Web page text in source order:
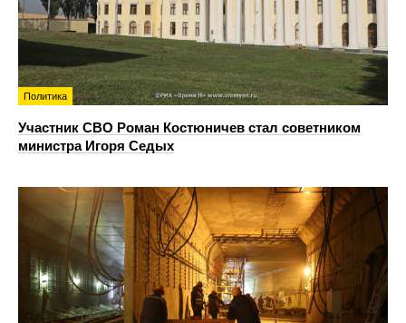
Политика
Участник СВО Роман Костюничев стал советником
министра Игоря Седых